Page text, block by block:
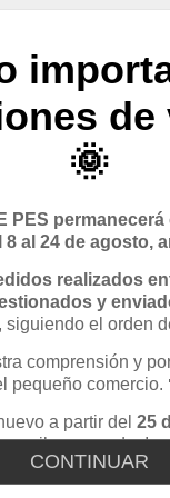
CONTINUAR
de
🌞
PES
al 24 de agosto,
realizados
y
, siguiendo el orden
comprensión y
pequeño comercio.
a partir del 25
pilas cargadas!